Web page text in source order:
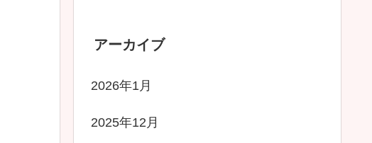
アーカイブ
2026年1月
2025年12月